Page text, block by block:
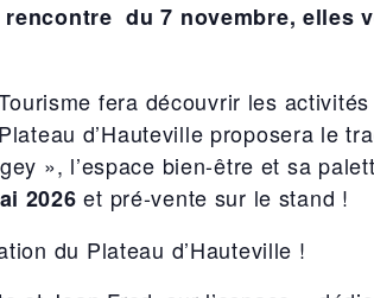
du 7 novembre, elles
fera découvrir les
d’Hauteville proposera le
», l’espace bien-être et sa
2026 et pré-vente sur le stand !
du Plateau d’Hauteville !